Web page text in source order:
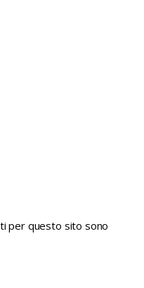
per questo sito sono